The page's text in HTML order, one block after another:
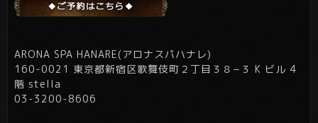
ARONA SPA HANARE(アロナスパハナレ)
160-0021 東京都新宿区歌舞伎町２丁目３８−３ K ビル 4
階 stella
03-3200-8606